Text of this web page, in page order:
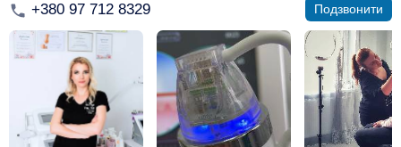
+380 97 712 8329 Подзвонити